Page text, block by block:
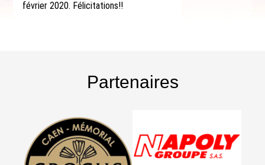
février 2020. Félicitations!!
Partenaires